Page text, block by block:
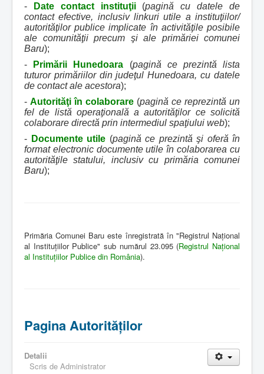
-
Date contact instituţii(pagină cu datele de
contact efective, inclusiv linkuri utile a instituţiilor/
autorităţilor publice implicate în activităţile posibile
ale comunităţii precum şi ale primăriei comunei
Baru);
-
Primării Hunedoara (pagină ce prezintă lista
tuturor primăriilor din judeţul Hunedoara, cu datele
de contact ale acestora);
- Autorităţi în colaborare (pagină ce reprezintă un
fel de listă operaţională a autorităţilor ce solicită
colaborare directă prin intermediul spaţiului web);
- Documente utile (pagină ce prezintă şi oferă în
format electronic documente utile în colaborarea cu
autorităţile statului, inclusiv cu primăria comunei
Baru);
Primăria Comunei Baru este înregistrată în "Registrul Naţional
al Instituţiilor Publice" sub numărul 23.095 (Registrul Naţional
al Instituţiilor Publice din România).
Pagina Autorităţilor
Detalii
Scris de Administrator